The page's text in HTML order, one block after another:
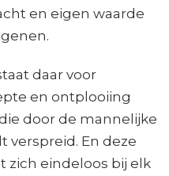
en eigen waarde
daar voor
en ontplooiing
door de mannelijke
verspreid. En deze
zich eindeloos bij elk